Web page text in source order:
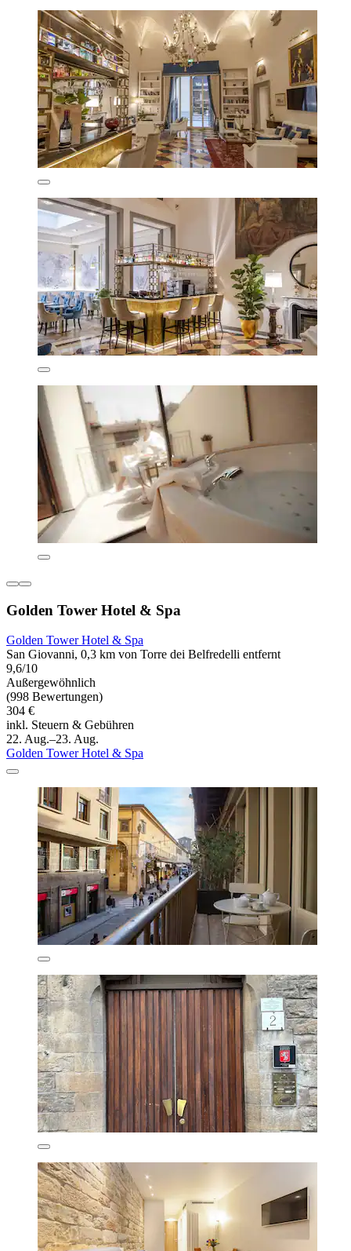
Golden Tower Hotel & Spa
Golden Tower Hotel & Spa
San Giovanni, 0,3 km von Torre dei Belfredelli entfernt
9,6/10
Außergewöhnlich
(998 Bewertungen)
304 €
inkl. Steuern & Gebühren
22. Aug.–23. Aug.
Golden Tower Hotel & Spa